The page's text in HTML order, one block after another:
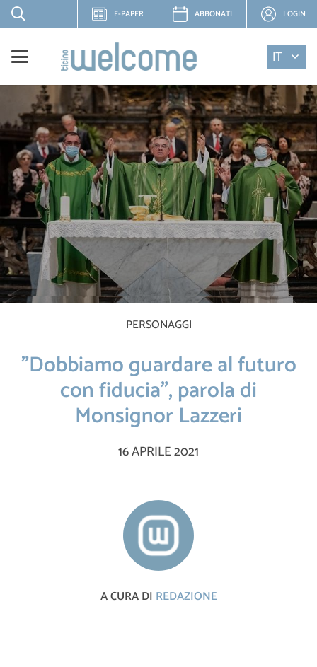
E-PAPER ABBONATI LOGIN
IT
PERSONAGGI
"Dobbiamo guardare al futuro
con fiducia", parola di
Monsignor Lazzeri
16 APRILE 2021
A CURA DI REDAZIONE